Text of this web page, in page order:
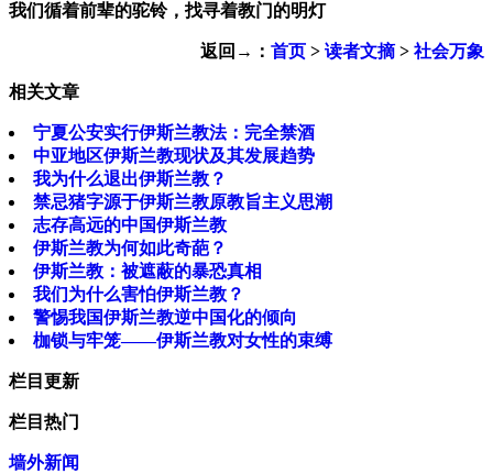
我们循着前辈的驼铃，找寻着教门的明灯
返回→： 首页 > 读者文摘> 社会万象
相关文章
宁夏公安实行伊斯兰教法：完全禁酒
中亚地区伊斯兰教现状及其发展趋势
我为什么退出伊斯兰教？
禁忌猪字源于伊斯兰教原教旨主义思潮
志存高远的中国伊斯兰教
伊斯兰教为何如此奇葩？
伊斯兰教：被遮蔽的暴恐真相
我们为什么害怕伊斯兰教？
警惕我国伊斯兰教逆中国化的倾向
枷锁与牢笼——伊斯兰教对女性的束缚
栏目更新
栏目热门
墙外新闻